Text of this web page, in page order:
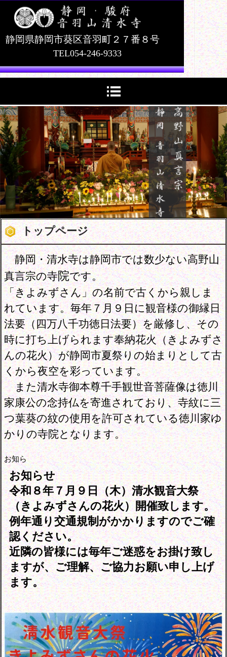
静岡県静岡市葵区音羽町２７番８号
TEL054-246-9333
トップページ
静岡・清水寺は静岡市では数少ない高野山
真言宗の寺院です。
「きよみずさん」の名前で古くから親しま
れています。毎年７月９日に観音様の御縁日
法要（四万八千功徳日法要）を厳修し、その
時に打ち上げられます奉納花火（きよみずさ
んの花火）が静岡市夏祭りの始まりとして古
くから夜空を彩っています。
また清水寺御本尊千手観世音菩薩像は徳川
家康公の念持仏を寄進されており、寺紋に三
つ葉葵の紋の使用を許可されている徳川家ゆ
かりの寺院となります。
お知ら
お知らせ
令和８年７月９日（木）清水観音大祭
（きよみずさんの花火）開催致します。
例年通り交通規制がかかりますのでご確
認ください。
近隣の皆様には毎年ご迷惑をお掛け致し
ますが、ご理解、ご協力お願い申し上げ
ます。